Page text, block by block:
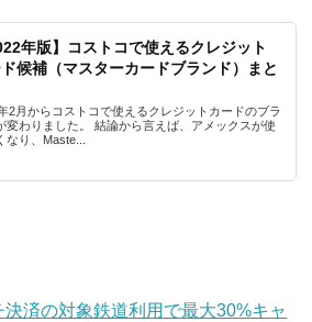
年版】コストコで使えるクレジット
候補（マスターカードブランド）まと
2月からコストコで使えるクレジットカードのブラ
変わりました。 結論から言えば、アメックスが使
なり、Maste...
決済の対象鉄道利用で最大30%キャ